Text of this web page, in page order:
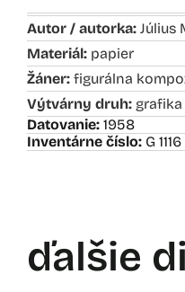
Autor / autorka: Július
Materiál: papier
Žáner: figurálna
Výtvárny druh: grafika
Datovanie: 1958
Inventárne číslo: G 1116
ďalšie